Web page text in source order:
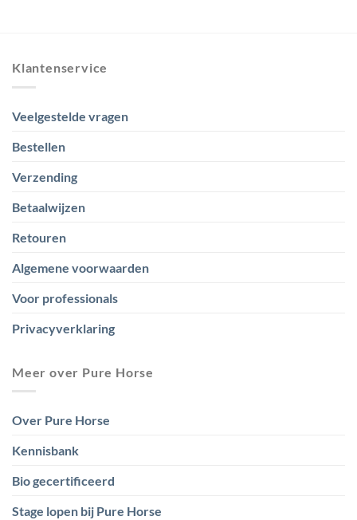
Klantenservice
Veelgestelde vragen
Bestellen
Verzending
Betaalwijzen
Retouren
Algemene voorwaarden
Voor professionals
Privacyverklaring
Meer over Pure Horse
Over Pure Horse
Kennisbank
Bio gecertificeerd
Stage lopen bij Pure Horse